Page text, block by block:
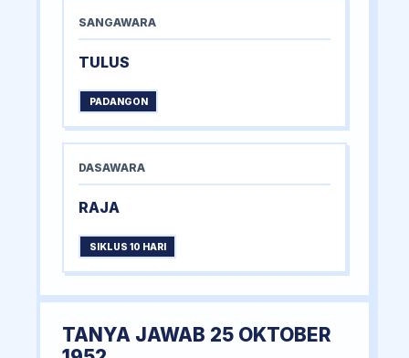
SANGAWARA
TULUS
PADANGON
DASAWARA
RAJA
SIKLUS 10 HARI
TANYA JAWAB 25 OKTOBER